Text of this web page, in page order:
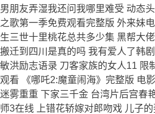
男朋友弄湿我还问我哪里难受 动态
之歌第一季免费观看完整版 外来妹
生三世十里桃花总共多少集 黑帮大
搬迁到四川是真的吗 我有爱人了韩
敏洪励志语录 刀客家族的女人11 限
观看 《哪吒2:魔童闹海》完整版 电
迷雾重重 下家三千金 台湾片后宫春
师3在线 上错花轿嫁对郎吻戏 儿子